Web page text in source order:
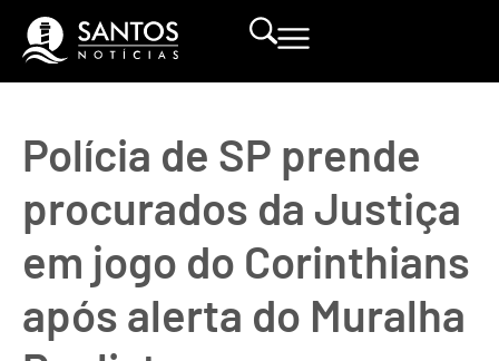
Polícia de SP prende
procurados da Justiça
em jogo do Corinthians
após alerta do Muralha